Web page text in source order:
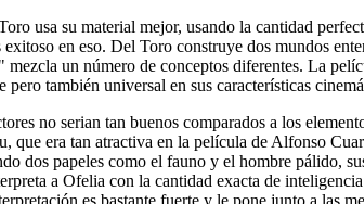
usa su material mejor, usando la cantidad
en eso. Del Toro construye dos mundos
un número de conceptos diferentes. La
también universal en sus características
no serian tan buenos comparados a los
que era tan atractiva en la película de Alfonso
dos papeles como el fauno y el hombre pálido,
a Ofelia con la cantidad exacta de
es bastante fuerte y le pone junto a las